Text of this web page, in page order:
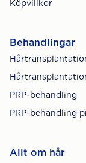
Köpvillkor
Behandlingar
PRP-behandling
PRP-behandling
Allt om hår